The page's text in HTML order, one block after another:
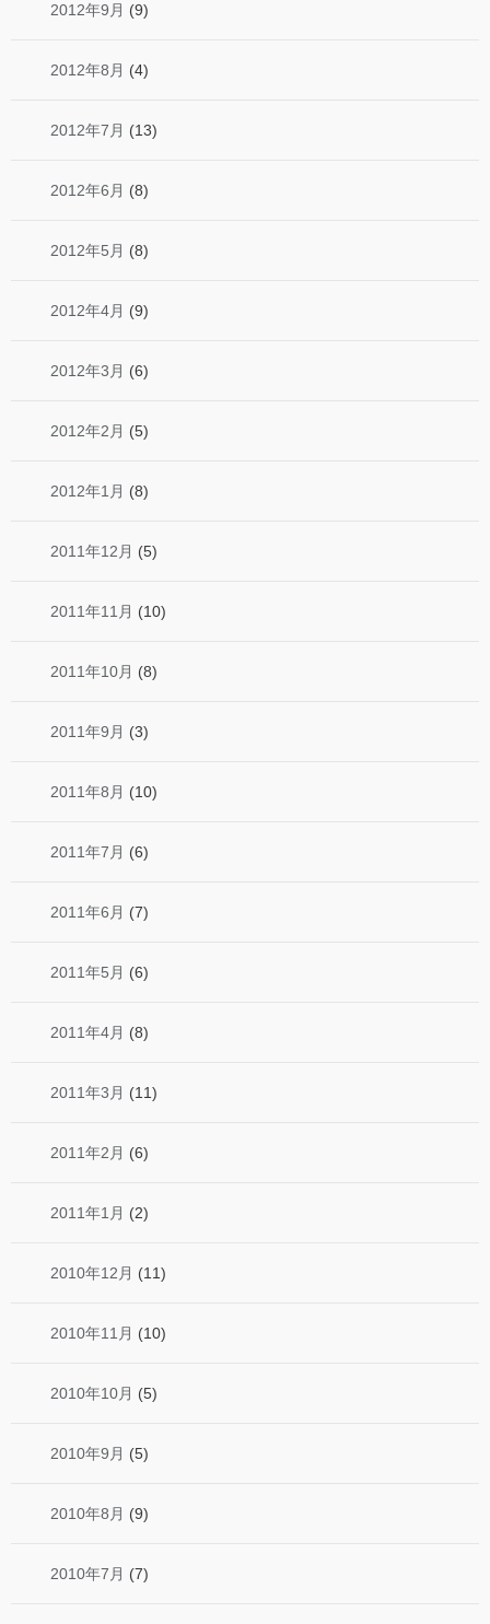
2012年9月 (9)
2012年8月 (4)
2012年7月 (13)
2012年6月 (8)
2012年5月 (8)
2012年4月 (9)
2012年3月 (6)
2012年2月 (5)
2012年1月 (8)
2011年12月 (5)
2011年11月 (10)
2011年10月 (8)
2011年9月 (3)
2011年8月 (10)
2011年7月 (6)
2011年6月 (7)
2011年5月 (6)
2011年4月 (8)
2011年3月 (11)
2011年2月 (6)
2011年1月 (2)
2010年12月 (11)
2010年11月 (10)
2010年10月 (5)
2010年9月 (5)
2010年8月 (9)
2010年7月 (7)